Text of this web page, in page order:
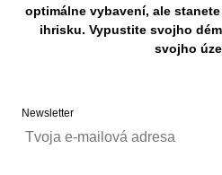
optimálne vybavení, ale
ihrisku. Vypustite svojho
svojho
Newsletter